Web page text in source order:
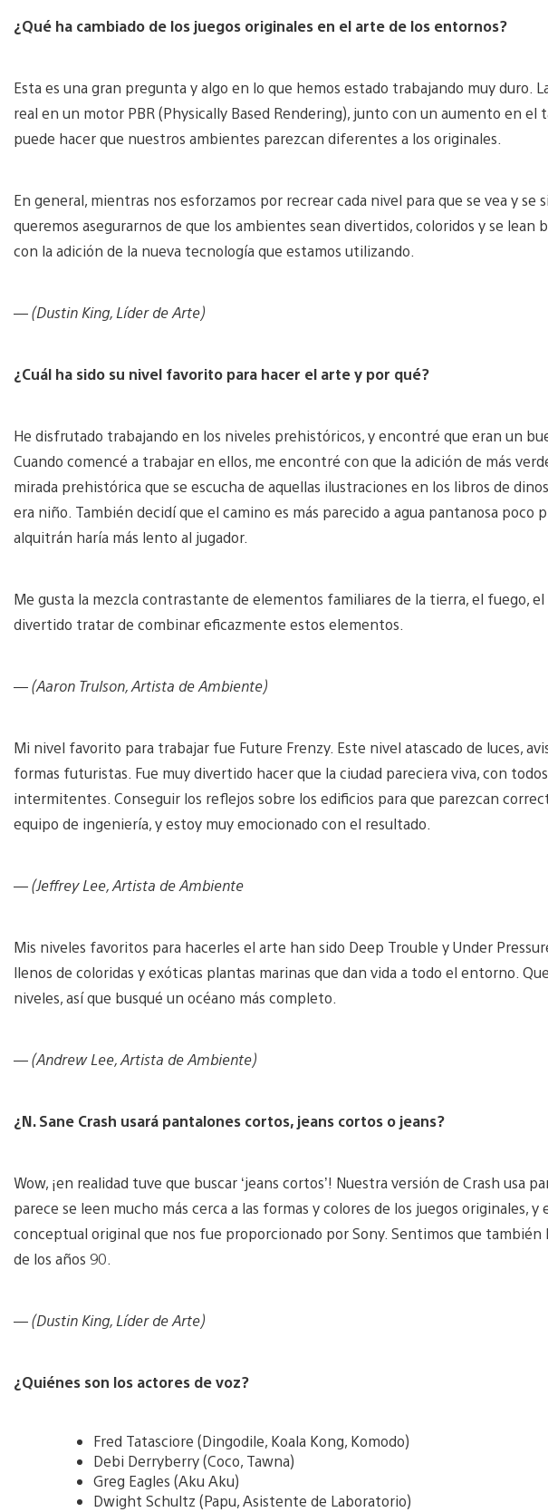
¿Qué ha cambiado de los juegos originales en el arte de los entornos?
Esta es una gran pregunta y algo en lo que hemos estado trabajando muy duro.
real en un motor PBR (Physically Based Rendering), junto con un aumento en el
puede hacer que nuestros ambientes parezcan diferentes a los originales.
En general, mientras nos esforzamos por recrear cada nivel para que se vea y
queremos asegurarnos de que los ambientes sean divertidos, coloridos y se lean
con la adición de la nueva tecnología que estamos utilizando.
— (Dustin King, Líder de Arte)
¿Cuál ha sido su nivel favorito para hacer el arte y por qué?
He disfrutado trabajando en los niveles prehistóricos, y encontré que eran un
Cuando comencé a trabajar en ellos, me encontré con que la adición de más
mirada prehistórica que se escucha de aquellas ilustraciones en los libros de
era niño. También decidí que el camino es más parecido a agua pantanosa poco
alquitrán haría más lento al jugador.
Me gusta la mezcla contrastante de elementos familiares de la tierra, el fuego, el
divertido tratar de combinar eficazmente estos elementos.
— (Aaron Trulson, Artista de Ambiente)
Mi nivel favorito para trabajar fue Future Frenzy. Este nivel atascado de luces,
formas futuristas. Fue muy divertido hacer que la ciudad pareciera viva, con
intermitentes. Conseguir los reflejos sobre los edificios para que parezcan
equipo de ingeniería, y estoy muy emocionado con el resultado.
— (Jeffrey Lee, Artista de Ambiente
Mis niveles favoritos para hacerles el arte han sido Deep Trouble y Under
llenos de coloridas y exóticas plantas marinas que dan vida a todo el entorno.
niveles, así que busqué un océano más completo.
— (Andrew Lee, Artista de Ambiente)
¿N. Sane Crash usará pantalones cortos, jeans cortos o jeans?
Wow, ¡en realidad tuve que buscar ‘jeans cortos’! Nuestra versión de Crash usa
parece se leen mucho más cerca a las formas y colores de los juegos originales,
conceptual original que nos fue proporcionado por Sony. Sentimos que también
de los años 90.
— (Dustin King, Líder de Arte)
¿Quiénes son los actores de voz?
Fred Tatasciore (Dingodile, Koala Kong, Komodo)
Debi Derryberry (Coco, Tawna)
Greg Eagles (Aku Aku)
Dwight Schultz (Papu, Asistente de Laboratorio)